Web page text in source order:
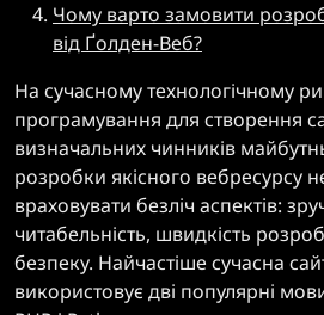
Чому варто замовити
від Ґолден-Веб?
На сучасному технологічному
програмування для створення
визначальних чинників
розробки якісного вебресурсу
враховувати безліч аспектів:
читабельність, швидкість
безпеку. Найчастіше сучасна
використовує дві популярні